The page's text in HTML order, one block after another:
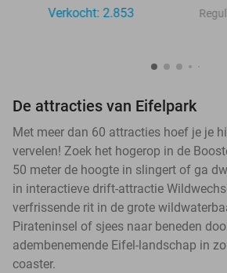
Verkocht: 2.853
De attracties van Eifelpark
Met meer dan 60 attracties hoef je je
vervelen! Zoek het hogerop in de
50 meter de hoogte in slingert of ga
in interactieve drift-attractie
verfrissende rit in de grote
Pirateninsel of sjees naar beneden
adembenemende Eifel-landschap in
coaster.